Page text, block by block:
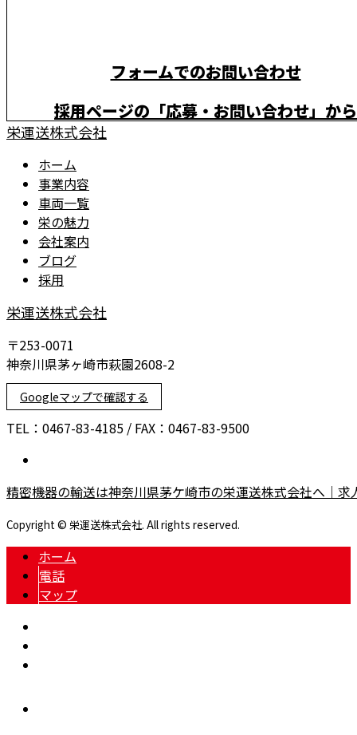
フォームでのお問い合わせ
採用ページの「応募・お問い合わせ」から
栄運送株式会社
ホーム
事業内容
車両一覧
栄の魅力
会社案内
ブログ
採用
栄運送株式会社
〒253-0071
神奈川県茅ヶ崎市萩園2608-2
Googleマップで確認する
TEL：0467-83-4185 / FAX：0467-83-9500
精密機器の輸送は神奈川県茅ケ崎市の栄運送株式会社へ｜求
Copyright © 栄運送株式会社. All rights reserved.
ホーム
電話
マップ